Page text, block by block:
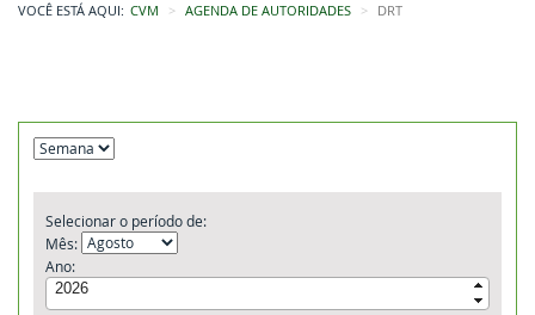
VOCÊ ESTÁ AQUI: CVM AGENDA DE AUTORIDADES DRT
Selecionar o período de:
Mês:
Ano: